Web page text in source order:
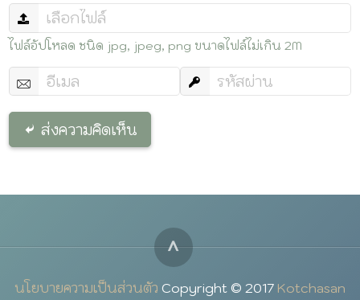
ไฟล์อัปโหลด ชนิด jpg, jpeg, png ขนาดไฟล์ไม่เกิน 2M
ส่งความคิดเห็น
นโยบายความเป็นส่วนตัว Copyright © 2017 Kotchasan
^